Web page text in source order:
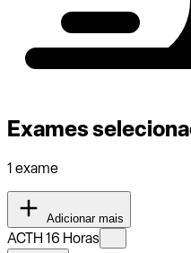
Exames
1 exame
Adicionar mais
ACTH 16 Horas